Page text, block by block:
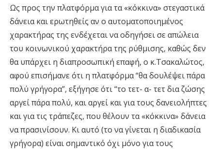
Ως προς την πλατφόρμα για τα «κόκκινα» στεγαστικά
δάνεια και ερωτηθείς αν ο αυτοματοποιημένος
χαρακτήρας της ενδέχεται να οδηγήσει σε απώλεια
του κοινωνικού χαρακτήρα της ρύθμισης, καθώς δεν
θα υπάρχει η διαπροσωπική επαφή, ο κ.Τσακαλώτος,
αφού επισήμανε ότι η πλατφόρμα “θα δουλέψει πάρα
πολύ γρήγορα”, εξήγησε ότι “το τετ- α- τετ δια ζώσης
αργεί πάρα πολύ, και αργεί και για τους δανειολήπτες
και για τις τράπεζες, που θέλουν τα «κόκκινα» δάνεια
να πρασινίσουν. Κι αυτό (το να γίνεται η διαδικασία
γρήγορα) είναι σημαντικό όχι μόνο για τους